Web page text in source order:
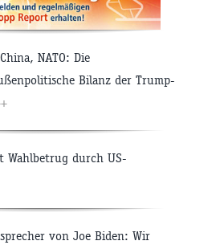
NATO: Die
Bilanz der Trump-
Wahlbetrug durch US-
von Joe Biden: Wir